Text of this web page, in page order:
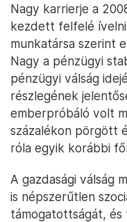
Nagy karrierje a
kezdett felfelé
munkatársa szerint
Nagy a pénzügyi
pénzügyi válság
részlegének
emberpróbáló volt
százalékon pörgött
róla egyik korábbi
A gazdasági válság
is népszerűtlen
támogatottságát,